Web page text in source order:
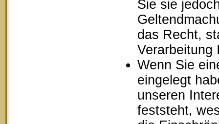
Sie sie
das Recht,
Verarbeitung
Wenn Sie
eingelegt
unseren
feststeht,